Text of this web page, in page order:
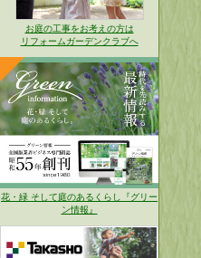
お庭の工事をお考えの方は
リフォームガーデンクラブへ
花・緑 そして庭のあるくらし『グリー
ン情報』